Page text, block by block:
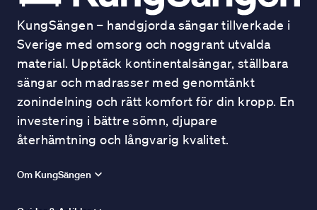
KungSängen – handgjorda sängar tillverkade i
Sverige med omsorg och noggrant utvalda
material. Upptäck kontinentalsängar, ställbara
sängar och madrasser med genomtänkt
zonindelning och rätt komfort för din kropp. En
investering i bättre sömn, djupare
återhämtning och långvarig kvalitet.
Om KungSängen